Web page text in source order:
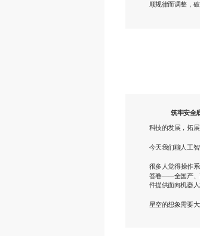
顺规律而调整，
筑牢安全
科技的发展，拓
今天我们聊人工
很多人觉得操作
答卷——全国产、
件提供面向机器
星空的想象需要